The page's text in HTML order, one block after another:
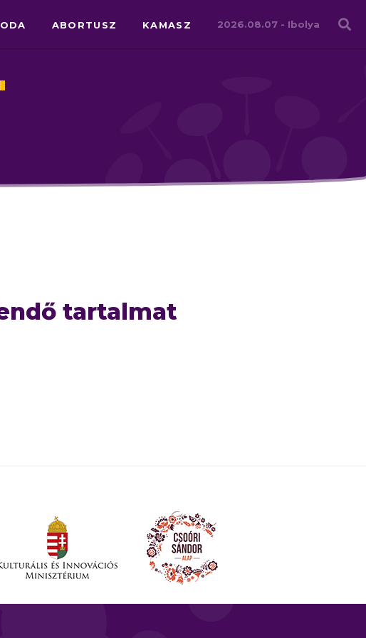
ABORTUSZ KAMASZ 2026.08.07 - Ibolya
tartalmat